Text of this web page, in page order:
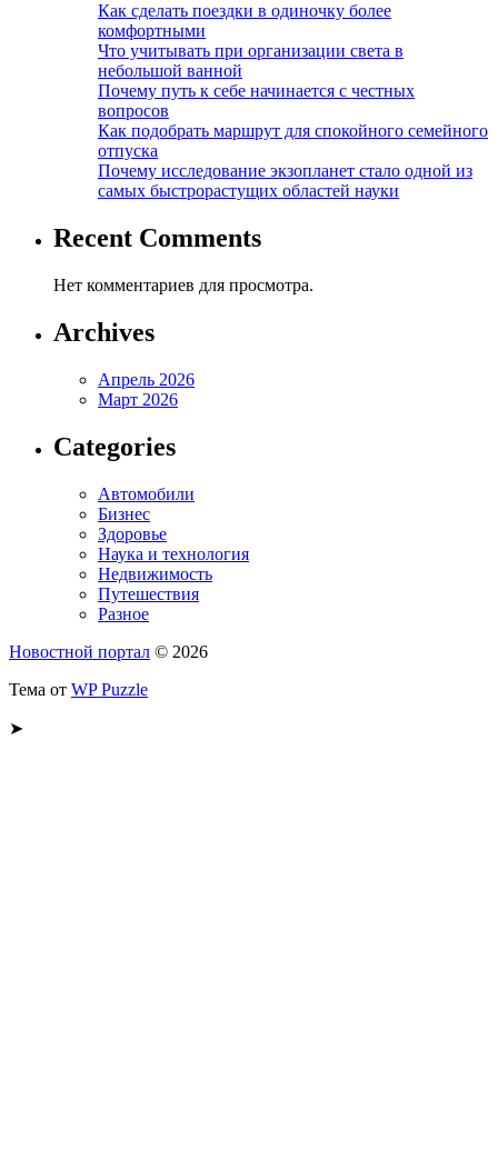
Как сделать поездки в одиночку более
комфортными
Что учитывать при организации света в
небольшой ванной
Почему путь к себе начинается с честных
вопросов
Как подобрать маршрут для спокойного семейного
отпуска
Почему исследование экзопланет стало одной из
самых быстрорастущих областей науки
Recent Comments
Нет комментариев для просмотра.
Archives
Апрель 2026
Март 2026
Categories
Автомобили
Бизнес
Здоровье
Наука и технология
Недвижимость
Путешествия
Разное
Новостной портал © 2026
Тема от WP Puzzle
➤